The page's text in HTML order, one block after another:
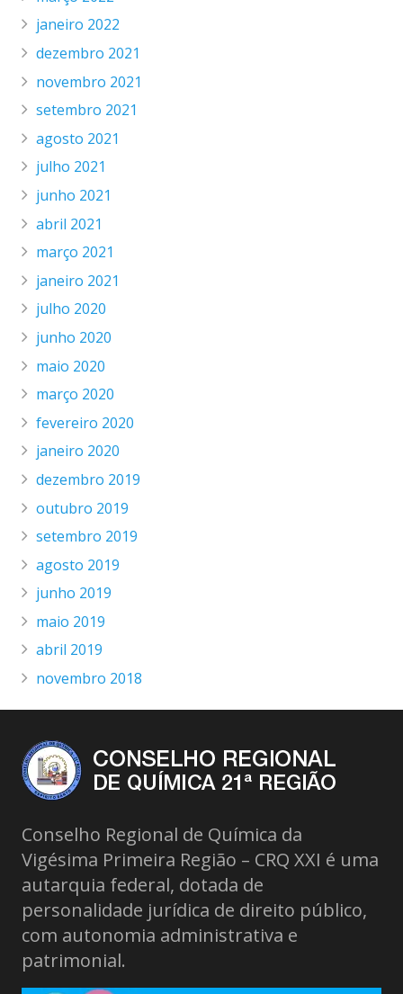
janeiro 2022
dezembro 2021
novembro 2021
setembro 2021
agosto 2021
julho 2021
junho 2021
abril 2021
março 2021
janeiro 2021
julho 2020
junho 2020
maio 2020
março 2020
fevereiro 2020
janeiro 2020
dezembro 2019
outubro 2019
setembro 2019
agosto 2019
junho 2019
maio 2019
abril 2019
novembro 2018
Conselho Regional de Química da
Vigésima Primeira Região – CRQ XXI é uma
autarquia federal, dotada de
personalidade jurídica de direito público,
com autonomia administrativa e
patrimonial.